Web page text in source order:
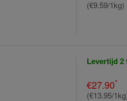
(€9.59/1kg)
Levertijd 2
€27.90*
(€13.95/